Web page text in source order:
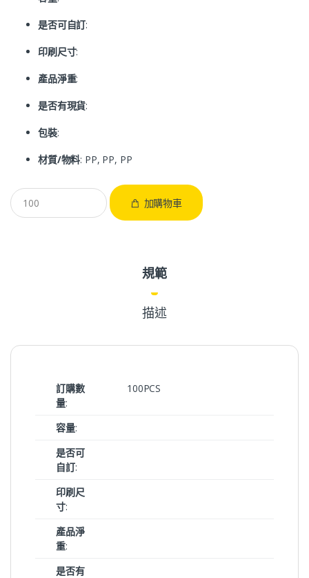
是否可自訂:
印刷尺寸:
產品淨重:
是否有現貨:
包裝:
材質/物料: PP, PP, PP
加購物車
規範
描述
訂購數
量:
100PCS
容量:
是否可
自訂:
印刷尺
寸:
產品淨
重:
是否有